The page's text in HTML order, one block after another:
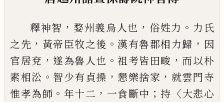
釋神智 ， 婺州義烏人也 ， 俗姓力 。 力氏
之先 ， 黃帝臣牧之後 。 漢有魯郡相力歸 ， 因
官居兗 ， 遂為魯人也 。 祖考皆田畯 ， 而以朴
素相㳂 。 智少有貞操 ， 懇樂捨家 ， 就雲門寺
惟孝為師 。 年十二 ， 一食斷中 ； 持 〈大悲心